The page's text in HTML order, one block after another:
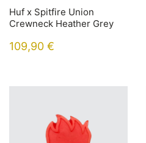
Huf x Spitfire Union
Crewneck Heather Grey
109,90 €